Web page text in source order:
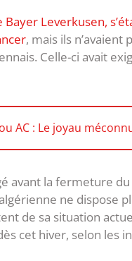
Bayer Leverkusen,
, mais ils
Celle-ci avait
AC : Le joyau
avant la fermeture
ne dispose
de sa situation
cet hiver, selon les